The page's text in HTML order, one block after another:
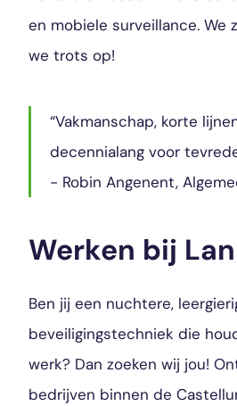
en mobiele surveillance. We
we trots op!
“Vakmanschap, korte
decennialang voor
- Robin Angenent,
Werken bij
Ben jij een nuchtere,
beveiligingstechniek die
werk? Dan zoeken wij jou!
bedrijven binnen de